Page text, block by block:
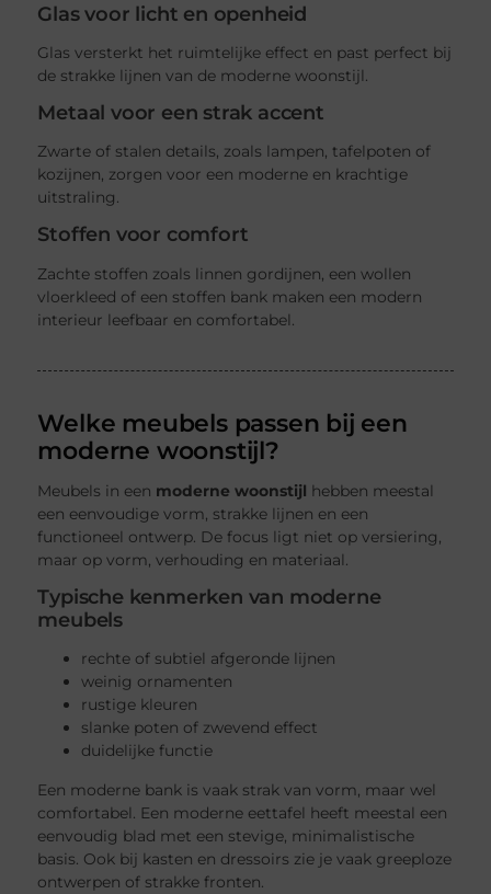
Glas voor licht en openheid
Glas versterkt het ruimtelijke effect en past perfect bij
de strakke lijnen van de moderne woonstijl.
Metaal voor een strak accent
Zwarte of stalen details, zoals lampen, tafelpoten of
kozijnen, zorgen voor een moderne en krachtige
uitstraling.
Stoffen voor comfort
Zachte stoffen zoals linnen gordijnen, een wollen
vloerkleed of een stoffen bank maken een modern
interieur leefbaar en comfortabel.
Welke meubels passen bij een
moderne woonstijl?
Meubels in een moderne woonstijl hebben meestal
een eenvoudige vorm, strakke lijnen en een
functioneel ontwerp. De focus ligt niet op versiering,
maar op vorm, verhouding en materiaal.
Typische kenmerken van moderne
meubels
rechte of subtiel afgeronde lijnen
weinig ornamenten
rustige kleuren
slanke poten of zwevend effect
duidelijke functie
Een moderne bank is vaak strak van vorm, maar wel
comfortabel. Een moderne eettafel heeft meestal een
eenvoudig blad met een stevige, minimalistische
basis. Ook bij kasten en dressoirs zie je vaak greeploze
ontwerpen of strakke fronten.